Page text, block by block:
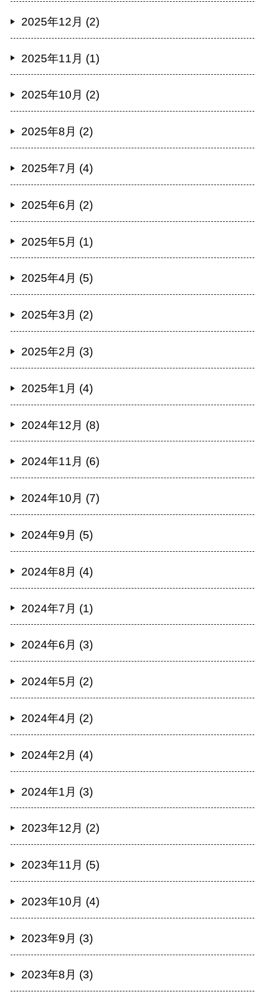
2025年12月 (2)
2025年11月 (1)
2025年10月 (2)
2025年8月 (2)
2025年7月 (4)
2025年6月 (2)
2025年5月 (1)
2025年4月 (5)
2025年3月 (2)
2025年2月 (3)
2025年1月 (4)
2024年12月 (8)
2024年11月 (6)
2024年10月 (7)
2024年9月 (5)
2024年8月 (4)
2024年7月 (1)
2024年6月 (3)
2024年5月 (2)
2024年4月 (2)
2024年2月 (4)
2024年1月 (3)
2023年12月 (2)
2023年11月 (5)
2023年10月 (4)
2023年9月 (3)
2023年8月 (3)